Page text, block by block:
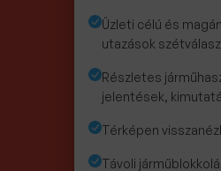
Üzleti célú és
utazások
Részletes
jelentések,
Térképen
Távoli